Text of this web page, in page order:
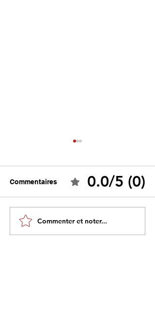
Ceuta : Algérie–Maroc,
la bataille des récits
Commentaires 0.0/5 (0)
Commenter et noter...